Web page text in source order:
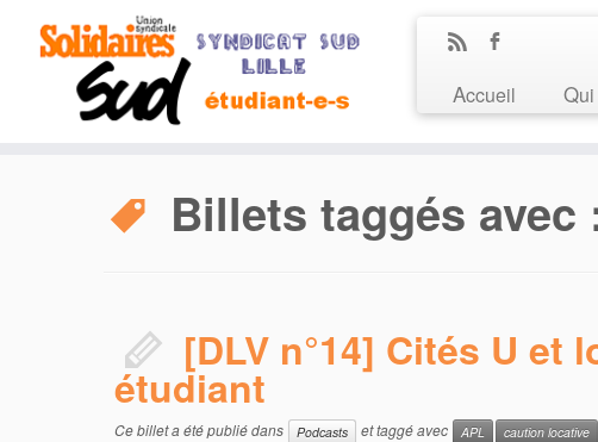
Accueil
Billets taggés avec
[DLV n°14] Cités U et
étudiant
Ce billet a été publié dans Podcasts et taggé avec APL caution locative